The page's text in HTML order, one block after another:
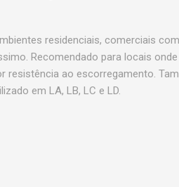
residenciais, comerciais com
Recomendado para locais
resistência ao escorregamento.
em LA, LB, LC e LD.